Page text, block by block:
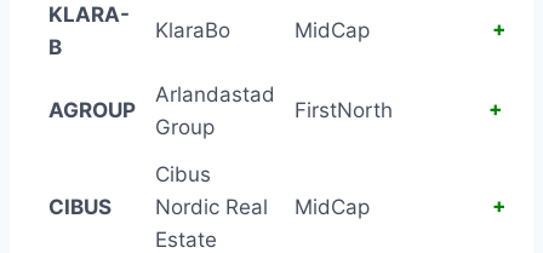
KLARA-
B
KlaraBo MidCap
AGROUP
Arlandastad
Group
FirstNorth
CIBUS
Cibus
Nordic Real
Estate
MidCap